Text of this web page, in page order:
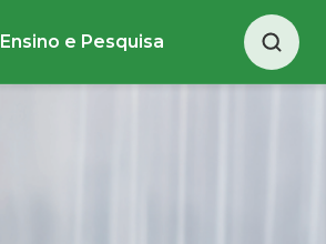
Ensino e Pesquisa